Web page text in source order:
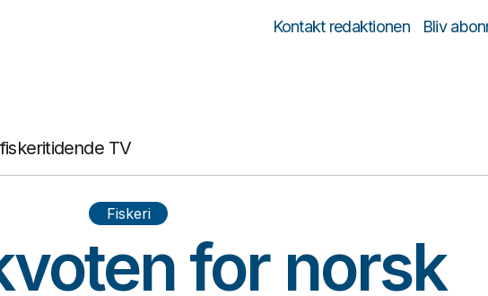
Kontakt redaktionen Bliv
fiskeritidende TV
Fiskeri
for norsk